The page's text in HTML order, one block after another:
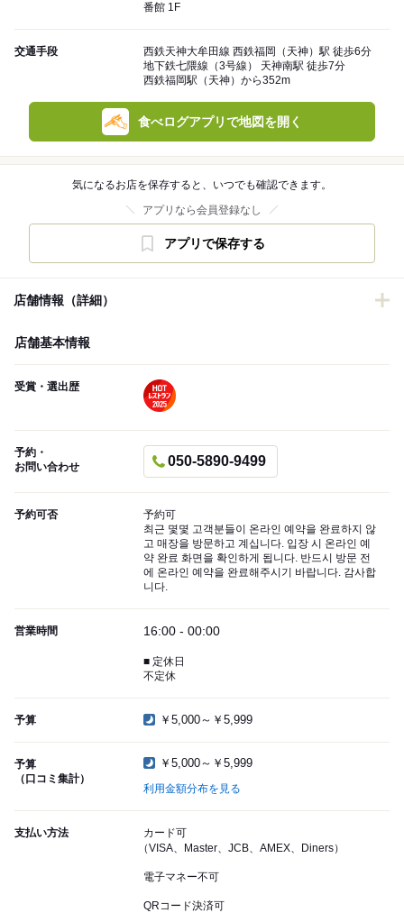
番館 1F
交通手段
西鉄天神大牟田線 西鉄福岡（天神）駅 徒歩6分
地下鉄七隈線（3号線） 天神南駅 徒歩7分
西鉄福岡駅（天神）から352m
食べログアプリで地図を開く
気になるお店を保存すると、いつでも確認できます。
アプリなら会員登録なし
アプリで保存する
店舗情報（詳細）
店舗基本情報
受賞・選出歴
予約・
お問い合わせ
050-5890-9499
予約可否
予約可
최근 몇몇 고객분들이 온라인 예약을 완료하지 않
고 매장을 방문하고 계십니다. 입장 시 온라인 예
약 완료 화면을 확인하게 됩니다. 반드시 방문 전
에 온라인 예약을 완료해주시기 바랍니다. 감사합
니다.
営業時間 16:00 - 00:00
■ 定休日
不定休
予算 ￥5,000～￥5,999
予算
（口コミ集計）
￥5,000～￥5,999
利用金額分布を見る
支払い方法
カード可
（VISA、Master、JCB、AMEX、Diners）
電子マネー不可
QRコード決済可